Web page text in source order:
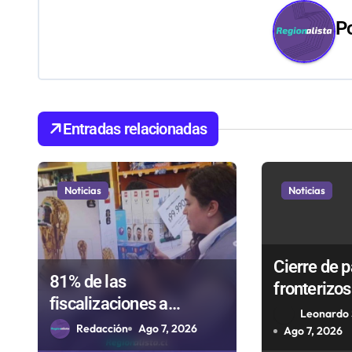
i
ó
n
d
e
Entradas relacionadas
Noticias
81% de las
fiscalizaciones a
juguetes en Antofagasta
termina en sumarios
Redacción Ago 7, 2026
Noticias
Cierre de
importar
Leonardo
Ago 7, 2026